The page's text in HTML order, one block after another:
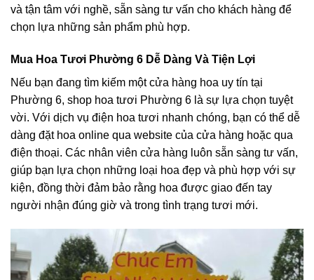
và tận tâm với nghề, sẵn sàng tư vấn cho khách hàng để
chọn lựa những sản phẩm phù hợp.
Mua Hoa Tươi Phường 6 Dễ Dàng Và Tiện Lợi
Nếu bạn đang tìm kiếm một cửa hàng hoa uy tín tại
Phường 6, shop hoa tươi Phường 6 là sự lựa chọn tuyệt
vời. Với dịch vụ điện hoa tươi nhanh chóng, bạn có thể dễ
dàng đặt hoa online qua website của cửa hàng hoặc qua
điện thoại. Các nhân viên cửa hàng luôn sẵn sàng tư vấn,
giúp bạn lựa chọn những loại hoa đẹp và phù hợp với sự
kiện, đồng thời đảm bảo rằng hoa được giao đến tay
người nhận đúng giờ và trong tình trạng tươi mới.